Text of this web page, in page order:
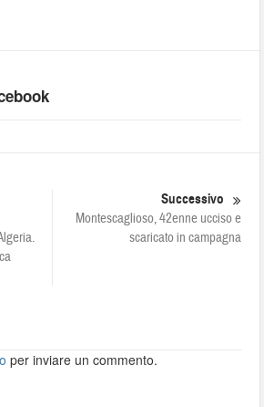
Successivo
Montescaglioso, 42enne ucciso e
scaricato in campagna
per inviare un commento.